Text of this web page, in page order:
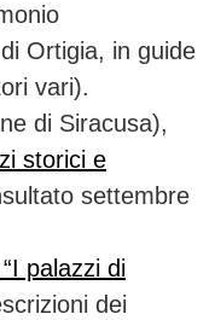
Ortigia, in guide
vari).
di Siracusa),
storici e
settembre
palazzi di
dei